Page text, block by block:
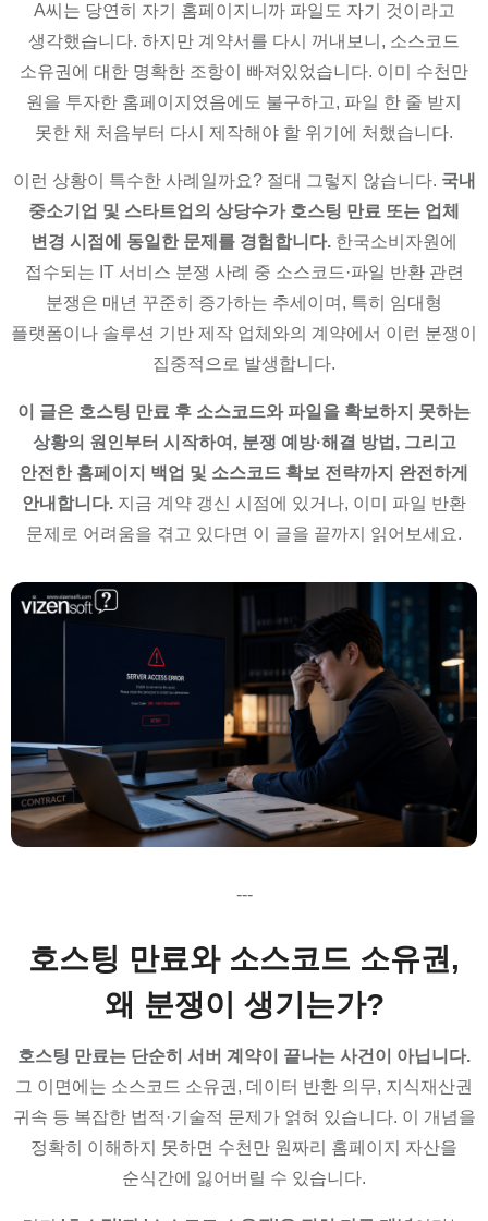
A씨는 당연히 자기 홈페이지니까 파일도 자기 것이라고
생각했습니다. 하지만 계약서를 다시 꺼내보니, 소스코드
소유권에 대한 명확한 조항이 빠져있었습니다. 이미 수천만
원을 투자한 홈페이지였음에도 불구하고, 파일 한 줄 받지
못한 채 처음부터 다시 제작해야 할 위기에 처했습니다.
이런 상황이 특수한 사례일까요? 절대 그렇지 않습니다. 국내
중소기업 및 스타트업의 상당수가 호스팅 만료 또는 업체
변경 시점에 동일한 문제를 경험합니다. 한국소비자원에
접수되는 IT 서비스 분쟁 사례 중 소스코드·파일 반환 관련
분쟁은 매년 꾸준히 증가하는 추세이며, 특히 임대형
플랫폼이나 솔루션 기반 제작 업체와의 계약에서 이런 분쟁이
집중적으로 발생합니다.
이 글은 호스팅 만료 후 소스코드와 파일을 확보하지 못하는
상황의 원인부터 시작하여, 분쟁 예방·해결 방법, 그리고
안전한 홈페이지 백업 및 소스코드 확보 전략까지 완전하게
안내합니다. 지금 계약 갱신 시점에 있거나, 이미 파일 반환
문제로 어려움을 겪고 있다면 이 글을 끝까지 읽어보세요.
---
호스팅 만료와 소스코드 소유권,
왜 분쟁이 생기는가?
호스팅 만료는 단순히 서버 계약이 끝나는 사건이 아닙니다.
그 이면에는 소스코드 소유권, 데이터 반환 의무, 지식재산권
귀속 등 복잡한 법적·기술적 문제가 얽혀 있습니다. 이 개념을
정확히 이해하지 못하면 수천만 원짜리 홈페이지 자산을
순식간에 잃어버릴 수 있습니다.